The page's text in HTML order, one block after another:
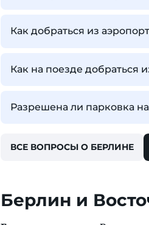
Как добраться из
Как на поезде добраться
Разрешена ли парковка
ВСЕ ВОПРОСЫ О БЕРЛИНЕ
Берлин и